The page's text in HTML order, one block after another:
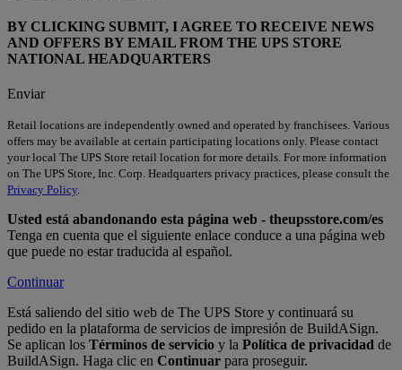
BY CLICKING SUBMIT, I AGREE TO RECEIVE NEWS
AND OFFERS BY EMAIL FROM THE UPS STORE
NATIONAL HEADQUARTERS
Enviar
Retail locations are independently owned and operated by franchisees. Various
offers may be available at certain participating locations only. Please contact
your local The UPS Store retail location for more details. For more information
on The UPS Store, Inc. Corp. Headquarters privacy practices, please consult the
Privacy Policy.
Usted está abandonando esta página web - theupsstore.com/es
Tenga en cuenta que el siguiente enlace conduce a una página web
que puede no estar traducida al español.
Continuar
Está saliendo del sitio web de The UPS Store y continuará su
pedido en la plataforma de servicios de impresión de BuildASign.
Se aplican los Términos de servicio y la Política de privacidad de
BuildASign. Haga clic en Continuar para proseguir.